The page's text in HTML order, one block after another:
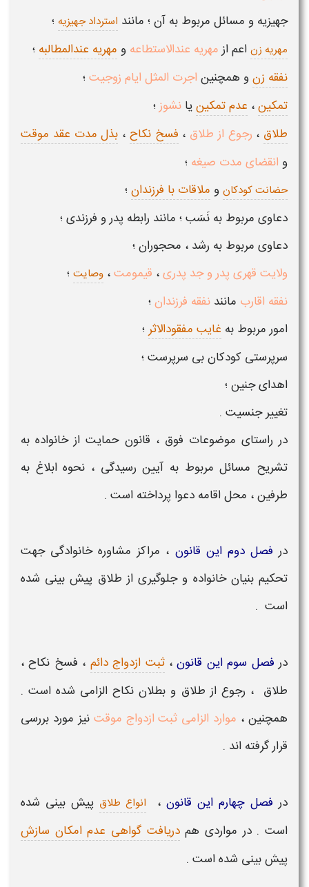
جهیزیه و مسائل مربوط به آن ؛ مانند استرداد جهیزیه ؛
مهریه زن اعم ازمهریه عندالاستطاعه و مهریه عندالمطالبه ؛
نفقه زنو همچنین اجرت المثل ایام زوجیت؛
تمکین، عدم تمکینیا نشوز؛
طلاق ، رجوع از طلاق ، فسخ نکاح ، بذل مدت عقد موقت
و انقضای مدت صیغه ؛
حضانت کودکان و ملاقات با فرزندان؛
دعاوی مربوط به نَسَب ؛ مانند رابطه پدر و فرزندی ؛
دعاوی مربوط به رشد ، محجوران ؛
ولایت قهری پدر و جد پدری، قیمومت، وصایت ؛
نفقه اقارب مانند نفقه فرزندان؛
امور مربوط به غایب مفقودالاثر؛
سرپرستی کودکان بی سرپرست ؛
اهدای جنین ؛
تغییر جنسیت .
در راستای موضوعات فوق ، قانون حمایت از خانواده به
تشریح مسائل مربوط به آیین رسیدگی ، نحوه ابلاغ به
طرفین ، محل اقامه دعوا پرداخته است .
در فصل دوم این قانون ، مراکز مشاوره خانوادگی جهت
تحکیم بنیان خانواده و جلوگیری از طلاق پیش بینی شده
است .
درفصل سوم این قانون،ثبت ازدواج دائم ، فسخ نکاح ،
طلاق ، رجوع از طلاق و بطلان نکاح الزامی شده است .
همچنین ، موارد الزامی ثبت ازدواج موقت نیز مورد بررسی
قرار گرفته اند .
در فصل چهارم این قانون ، انواع طلاق پیش بینی شده
است . در مواردی همدریافت گواهی عدم امکان سازش
پیش بینی شده است .